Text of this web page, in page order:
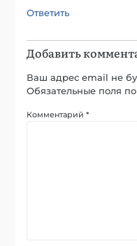
Ответить
Добавить
Ваш адрес email не
Обязательные поля
Комментарий*